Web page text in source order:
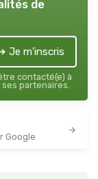
de
Je m'inscris
contacté(e) à
partenaires.
Google